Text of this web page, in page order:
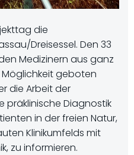
die
Dreisessel. Den 33
Medizinern aus ganz
geboten
die Arbeit der
präklinische Diagnostik
in der freien Natur,
Klinikumfelds mit
zu informieren.